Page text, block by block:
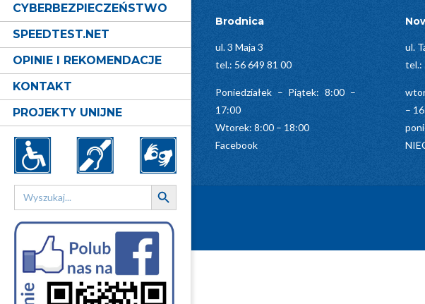
CYBERBEZPIECZEŃSTWO
SPEEDTEST.NET
OPINIE I REKOMENDACJE
KONTAKT
PROJEKTY UNIJNE
Search
for:
Search Button
Brodnica
ul. 3 Maja 3
tel.: 56 649 81 00
Poniedziałek – Piątek: 8:00 –
17:00
Wtorek: 8:00 – 18:00
Facebook
ul.
tel.:
–